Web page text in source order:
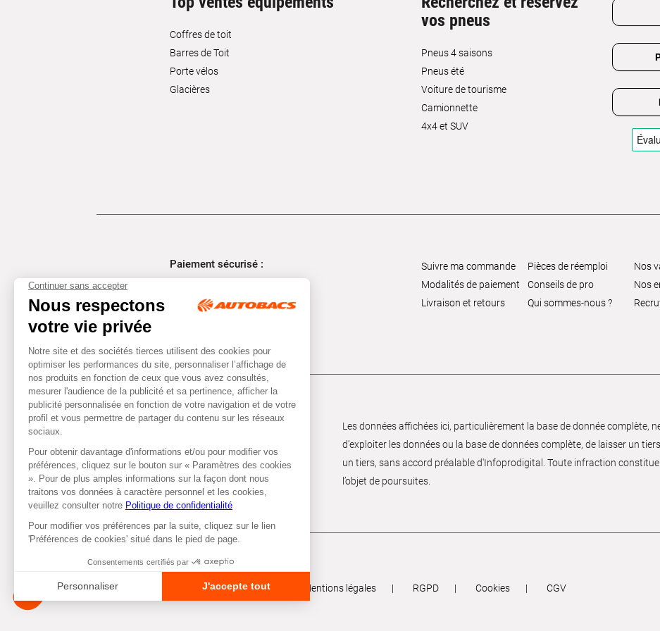
Coffres de toit
Barres de Toit
Porte vélos
Glacières
vos pneus
Pneus 4 saisons
Pneus été
Voiture de tourisme
Camionnette
4x4 et SUV
Paiement sécurisé :
Suivre ma commande
Modalités de paiement
Livraison et retours
Pièces de réemploi
Conseils de pro
Qui sommes-nous ?
Nos
Nos
Les données affichées ici, particulièrement la base de donnée complète,
d’exploiter les données ou la base de données complète, de laisser un
un tiers, sans accord préalable d'Infoprodigital. Toute infraction
l’objet de poursuites.
Tous droits réservés © Autobacs Mentions légales RGPD Cookies CGV